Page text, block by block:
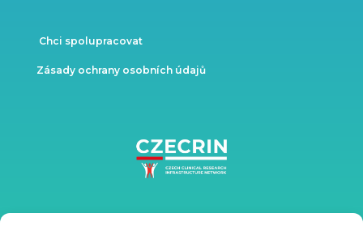
Chci spolupracovat
Zásady ochrany osobních údajů